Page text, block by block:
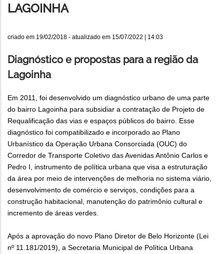
navegação
LAGOINHA
criado em 19/02/2018 - atualizado em 15/07/2022 | 14:03
Diagnóstico e propostas para a região da
Lagoinha
Em 2011, foi desenvolvido um diagnóstico urbano de uma parte
do bairro Lagoinha para subsidiar a contratação de Projeto de
Requalificação das vias e espaços públicos do bairro. Esse
diagnóstico foi compatibilizado e incorporado ao Plano
Urbanístico da Operação Urbana Consorciada (OUC) do
Corredor de Transporte Coletivo das Avenidas Antônio Carlos e
Pedro I, instrumento de política urbana que visa a estruturação
da área por meio de intervenções de melhoria no sistema viário,
desenvolvimento de comércio e serviços, condições para a
construção habitacional, manutenção do patrimônio cultural e
incremento de áreas verdes.
Após a aprovação do novo Plano Diretor de Belo Horizonte (Lei
nº 11.181/2019), a Secretaria Municipal de Política Urbana